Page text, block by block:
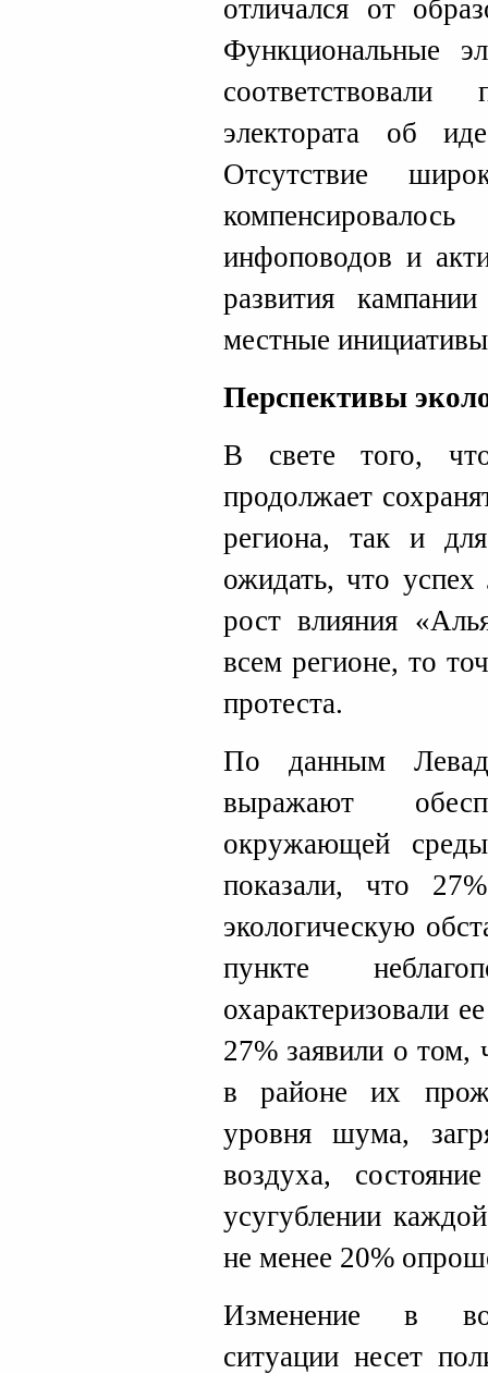
отличался от
Функциональные
соответствовали
электората об
Отсутствие
инфоповодов и
развития
местные
Перспективы
В свете того, что
продолжает
региона, так и
ожидать, что
рост влияния
всем регионе, то
протеста.
По данным
выражают
окружающей
показали, что
экологическую
пункте
охарактеризовали
27% заявили о том,
в районе их
уровня шума,
воздуха,
усугублении
не менее 20%
Изменение в
ситуации несет